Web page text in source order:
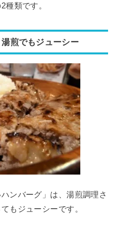
種類です。
湯煎でもジューシー
ンバーグ」は、湯煎調理さ
もジューシーです。